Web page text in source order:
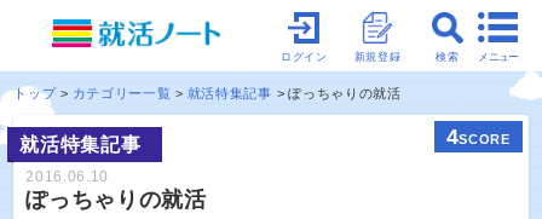
メニュー
検索
新規登録
ログイン
トップ カテゴリー一覧 就活特集記事 ぽっちゃりの就活
就活特集記事 4SCORE
2016.06.10
ぽっちゃりの就活